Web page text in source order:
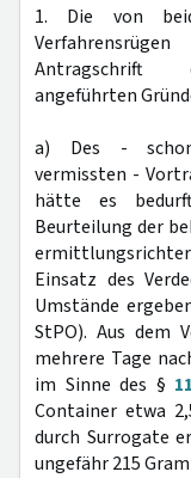
1. Die von
Antragschrift
angeführten
a) Des - schon
vermissten -
hätte es
Beurteilung der
Einsatz des
Umstände
StPO). Aus dem
mehrere Tage
im Sinne des §
Container etwa
durch Surrogate
ungefähr 215